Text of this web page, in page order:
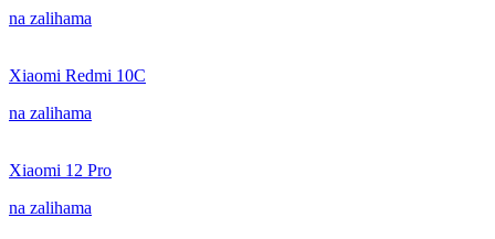
na zalihama
Xiaomi Redmi 10C
na zalihama
Xiaomi 12 Pro
na zalihama